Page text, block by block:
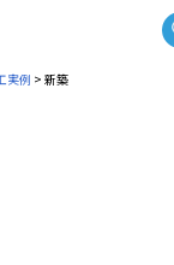
実例 > 新築